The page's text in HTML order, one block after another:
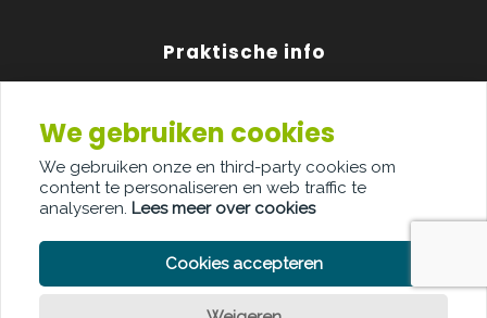
Praktische info
Over ons
Adverteren
Contact
We gebruiken cookies
We gebruiken onze en third-party cookies om
content te personaliseren en web traffic te
analyseren. Lees meer over cookies
Cookies accepteren